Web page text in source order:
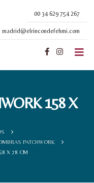
00 34 629 754 267
madrid@elrincondefehmi.com
158 X
PATCHWORK
X 78 CM